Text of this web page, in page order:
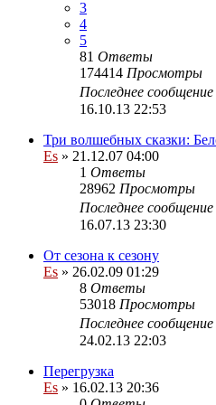
3
4
5
81 Ответы
174414 Просмотры
Последнее сообщение
16.10.13 22:53
Три волшебных сказки:
Es » 21.12.07 04:00
1 Ответы
28962 Просмотры
Последнее сообщение
16.07.13 23:30
От сезона к сезону
Es » 26.02.09 01:29
8 Ответы
53018 Просмотры
Последнее сообщение
24.02.13 22:03
Перегрузка
Es » 16.02.13 20:36